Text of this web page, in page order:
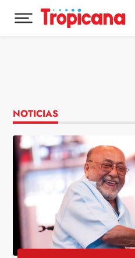
Desplegar menú principal
NOTICIAS